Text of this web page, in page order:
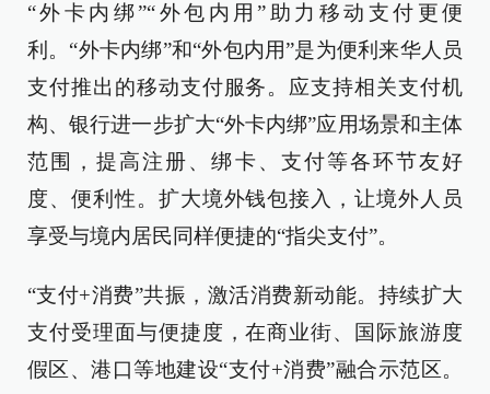
“外卡内绑”“外包内用”助力移动支付更便
利。“外卡内绑”和“外包内用”是为便利来华人员
支付推出的移动支付服务。应支持相关支付机
构、银行进一步扩大“外卡内绑”应用场景和主体
范围，提高注册、绑卡、支付等各环节友好
度、便利性。扩大境外钱包接入，让境外人员
享受与境内居民同样便捷的“指尖支付”。
“支付+消费”共振，激活消费新动能。持续扩大
支付受理面与便捷度，在商业街、国际旅游度
假区、港口等地建设“支付+消费”融合示范区。